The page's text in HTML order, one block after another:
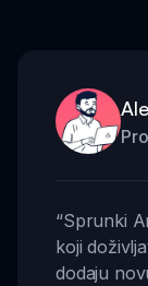
“Sprunki
koji
dodaju